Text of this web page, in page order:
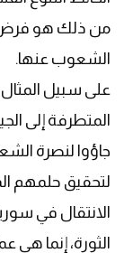
من ذلك هو فرض
الشعوب عنها.
على سبيل
المتطرفة إلى
جاؤوا لنصرة
لتحقيق حلمهم
الانتقال في
الثورة، إنما هي